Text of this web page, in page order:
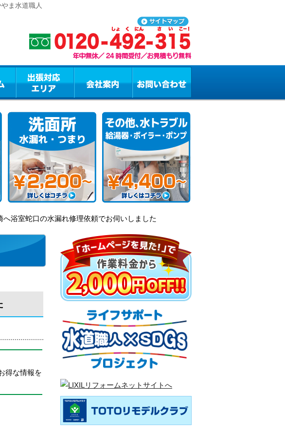
ま水道職人
浴室蛇口の水漏れ修理依頼でお伺いしました
得な情報を